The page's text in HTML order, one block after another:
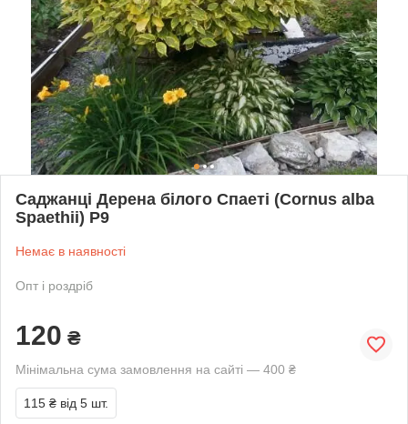
Саджанці Дерена білого Спаеті (Cornus alba
Spaethii) Р9
Немає в наявності
Опт і роздріб
120 ₴
Мінімальна сума замовлення на сайті — 400 ₴
115 ₴ від 5 шт.